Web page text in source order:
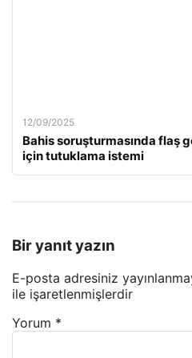
12/09/2025
Bahis soruşturmasında flaş
için tutuklama istemi
Bir yanıt yazın
E-posta adresiniz
ile işaretlenmişlerdir
Yorum *